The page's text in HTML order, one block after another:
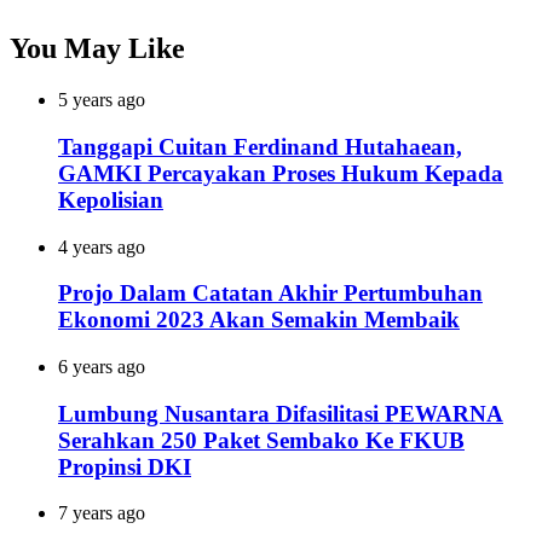
You May Like
5 years ago
Tanggapi Cuitan Ferdinand Hutahaean,
GAMKI Percayakan Proses Hukum Kepada
Kepolisian
4 years ago
Projo Dalam Catatan Akhir Pertumbuhan
Ekonomi 2023 Akan Semakin Membaik
6 years ago
Lumbung Nusantara Difasilitasi PEWARNA
Serahkan 250 Paket Sembako Ke FKUB
Propinsi DKI
7 years ago